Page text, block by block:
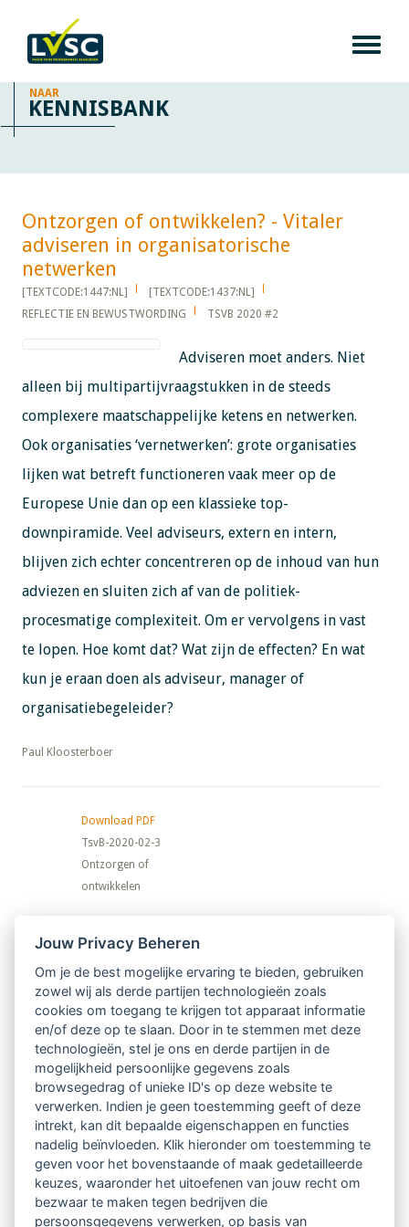
NAAR
KENNISBANK
Ontzorgen of ontwikkelen? - Vitaler
adviseren in organisatorische
netwerken​​​​​​
[TEXTCODE:1447:NL]
[TEXTCODE:1437:NL]
REFLECTIE EN BEWUSTWORDING
TSVB 2020 #2
Adviseren moet anders. Niet
alleen bij multipartijvraagstukken in de steeds
complexere maatschappelijke ketens en netwerken.
Ook organisaties ‘vernetwerken’: grote organisaties
lijken wat betreft functioneren vaak meer op de
Europese Unie dan op een klassieke top-
downpiramide. Veel adviseurs, extern en intern,
blijven zich echter concentreren op de inhoud van hun
adviezen en sluiten zich af van de politiek-
procesmatige complexiteit. Om er vervolgens in vast
te lopen. Hoe komt dat? Wat zijn de effecten? En wat
kun je eraan doen als adviseur, manager of
organisatiebegeleider?
​​​​​​​Paul Kloosterboer
Download PDF
TsvB-2020-02-3
Ontzorgen of
ontwikkelen
Nieuwsbrief
Ontvang 10 x per jaar de LVSC-
relatienieuwsbrief met o.a.:
vrij toegankelijke TsvB-artikelen
nieuws op het vlak van professioneel
begeleiden
informatie over LVSC-activiteiten
Jouw Privacy Beheren
Om je de best mogelijke ervaring te bieden, gebruiken
zowel wij als derde partijen technologieën zoals
cookies om toegang te krijgen tot apparaat informatie
en/of deze op te slaan. Door in te stemmen met deze
technologieën, stel je ons en derde partijen in de
mogelijkheid persoonlijke gegevens zoals
browsegedrag of unieke ID's op deze website te
verwerken. Indien je geen toestemming geeft of deze
intrekt, kan dit bepaalde eigenschappen en functies
nadelig beïnvloeden. Klik hieronder om toestemming te
geven voor het bovenstaande of maak gedetailleerde
keuzes, waaronder het uitoefenen van jouw recht om
bezwaar te maken tegen bedrijven die
persoonsgegevens verwerken, op basis van